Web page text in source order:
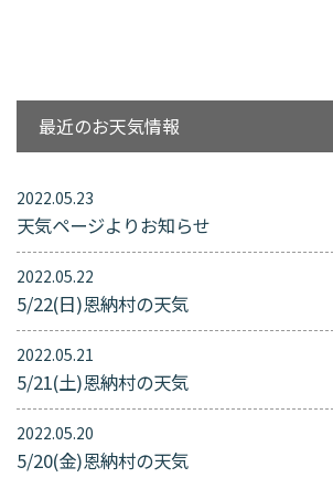
最近のお天気情報
2022.05.23
天気ページよりお知らせ
2022.05.22
5/22(日)恩納村の天気
2022.05.21
5/21(土)恩納村の天気
2022.05.20
5/20(金)恩納村の天気